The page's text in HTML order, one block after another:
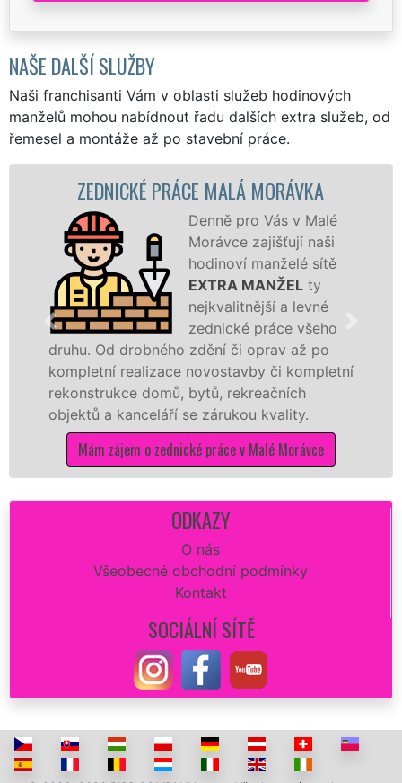
NAŠE DALŠÍ SLUŽBY
Naši franchisanti Vám v oblasti služeb hodinových
manželů mohou nabídnout řadu dalších extra služeb, od
řemesel a montáže až po stavební práce.
PRÁCE MALÁ MORÁVKA
Denně pro Vás v Malé
Morávce zajišťují naši
hodinoví manželé sítě
EXTRA MANŽELty
nejkvalitnější a levné
zednické práce všeho
drobného zdění či oprav až po
realizace novostavby či kompletní
domů, bytů, rekreačních
kanceláří se zárukou kvality.
zájem o zednické práce v Malé Morávce
dokonale
ODKAZY
O nás
Všeobecné obchodní podmínky
Kontakt
SOCIÁLNÍ SÍTĚ